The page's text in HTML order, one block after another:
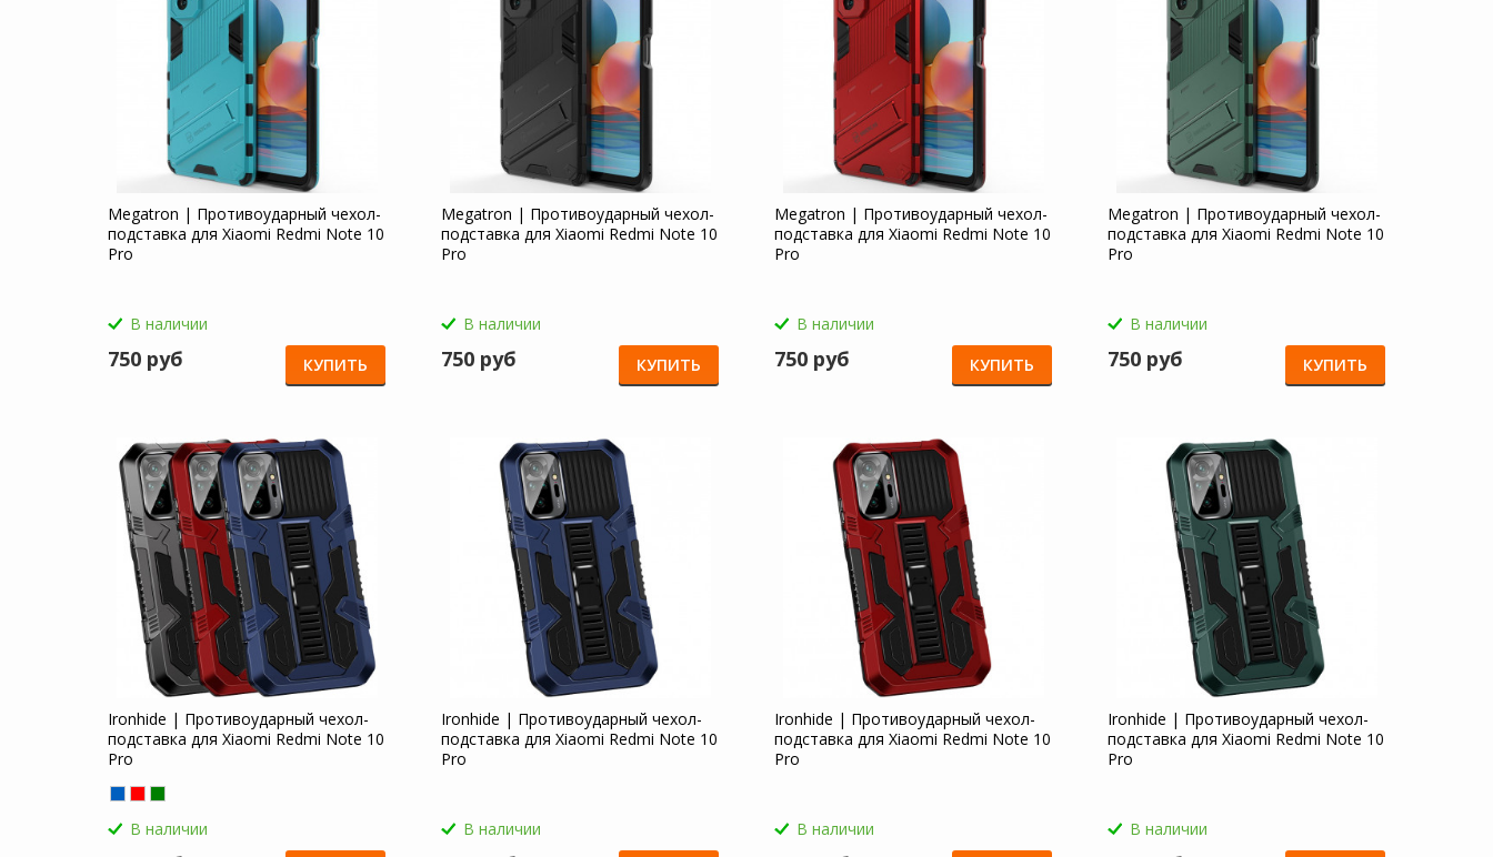
Megatron | Противоударный чехол-
подставка для Xiaomi Redmi Note 10
Pro
В наличии
750 руб КУПИТЬ
Megatron | Противоударный чехол-
подставка для Xiaomi Redmi Note 10
Pro
В наличии
750 руб КУПИТЬ
Megatron | Противоударный чехол-
подставка для Xiaomi Redmi Note 10
Pro
В наличии
750 руб КУПИТЬ
Megatron | Противоударный чехол-
подставка для Xiaomi Redmi Note 10
Pro
В наличии
750 руб КУПИТЬ
Ironhide | Противоударный чехол-
подставка для Xiaomi Redmi Note 10
Pro
В наличии
Ironhide | Противоударный чехол-
подставка для Xiaomi Redmi Note 10
Pro
В наличии
Ironhide | Противоударный чехол-
подставка для Xiaomi Redmi Note 10
Pro
В наличии
Ironhide | Противоударный чехол-
подставка для Xiaomi Redmi Note 10
Pro
В наличии